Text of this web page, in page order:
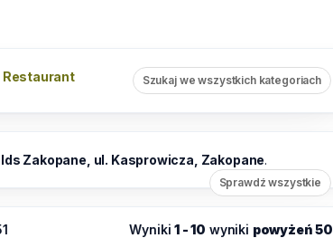
Restaurant Szukaj we wszystkich kategoriach
Zakopane, ul. Kasprowicza, Zakopane.
Sprawdź wszystkie
Wyniki1 - 10 wyniki powyżeń 50